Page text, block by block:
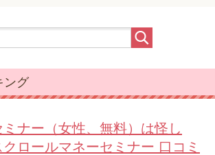
ング
ナー（女性、無料）は怪し
ロールマネーセミナー 口コミ